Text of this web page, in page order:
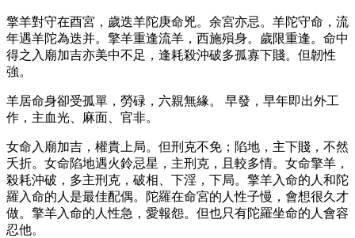
擎羊對守在酉宮，歲迭羊陀庚命兇。余宮亦忌。羊陀守命，流
年遇羊陀為迭并。擎羊重逢流羊，西施殞身。歲限重逢。命中
得之入廟加吉亦美中不足，逢耗殺沖破多孤寡下賤。但韌性
強。
羊居命身卻受孤單，勞碌，六親無緣。 早發，早年即出外工
作，主血光、麻面、官非。
女命入廟加吉，權貴上局。但刑克不免；陷地，主下賤，不然
夭折。女命陷地遇火鈴忌星，主刑克，且較多情。女命擎羊，
殺耗沖破，多主刑克，破相、下淫，下局。擎羊入命的人和陀
羅入命的人是最佳配偶。陀羅在命宮的人性子慢，會想很久才
做。擎羊入命的人性急，愛報怨。但也只有陀羅坐命的人會容
忍他。